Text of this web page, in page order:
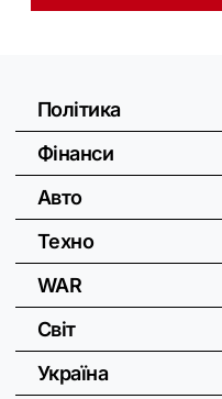
Політика
Фінанси
Авто
Техно
WAR
Світ
Україна